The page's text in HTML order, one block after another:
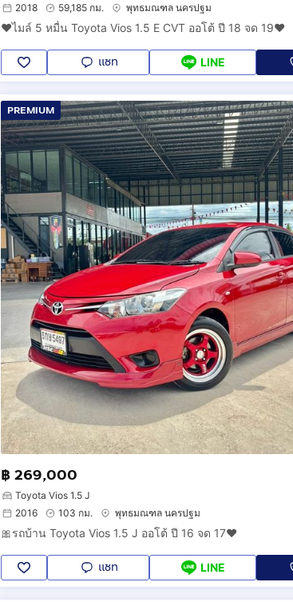
2018
59,185 กม. พุทธมณฑล นครปฐม
❤️ไมล์ 5 หมื่น Toyota Vios 1.5 E CVT ออโต้ ปี 18 จด 19❤️
แชท LINE
PREMIUM
฿ 269,000
Toyota Vios 1.5 J
2016
103 กม. พุทธมณฑล นครปฐม
🎀รถบ้าน Toyota Vios 1.5 J ออโต้ ปี 16 จด 17❤️
แชท LINE